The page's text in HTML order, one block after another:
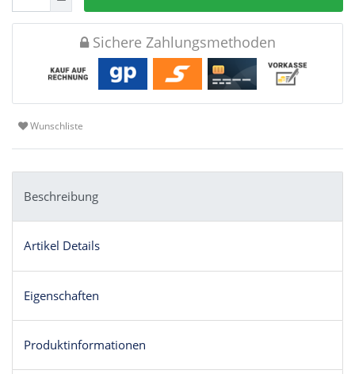
Sichere Zahlungsmethoden
Wunschliste
Beschreibung
Artikel Details
Eigenschaften
Produktinformationen